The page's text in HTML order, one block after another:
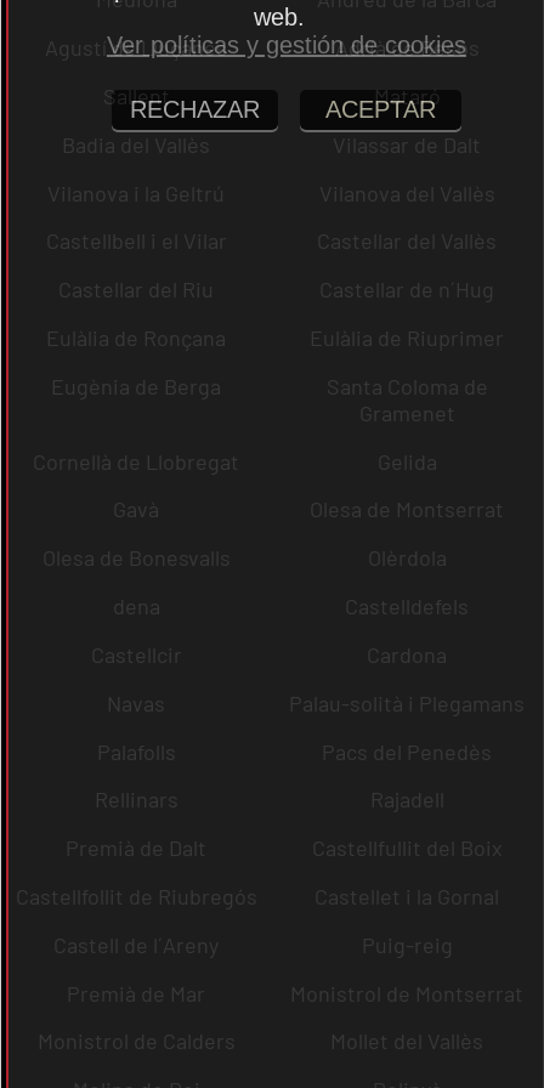
Agustí de Lluçanès
Adrià de Besòs
Sallent
Mataró
Badia del Vallès
Vilassar de Dalt
Vilanova i la Geltrú
Vilanova del Vallès
Castellbell i el Vilar
Castellar del Vallès
Castellar del Riu
Castellar de n´Hug
Eulàlia de Ronçana
Eulàlia de Riuprimer
Eugènia de Berga
Santa Coloma de
Gramenet
Cornellà de Llobregat
Gelida
Gavà
Olesa de Montserrat
Olesa de Bonesvalls
Olèrdola
dena
Castelldefels
Castellcir
Cardona
Navas
Palau-solità i Plegamans
Palafolls
Pacs del Penedès
Rellinars
Rajadell
Premià de Dalt
Castellfullit del Boix
Castellfollit de Riubregós
Castellet i la Gornal
Castell de l´Areny
Puig-reig
Premià de Mar
Monistrol de Montserrat
Monistrol de Calders
Mollet del Vallès
web.
Ver políticas y gestión de cookies
RECHAZAR ACEPTAR